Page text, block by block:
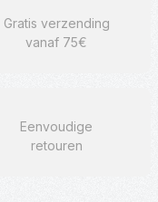
Gratis verzending
vanaf 75€
Eenvoudige
retouren